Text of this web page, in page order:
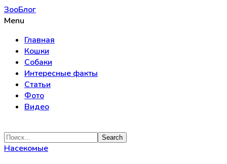
ЗооБлог
Menu
Главная
Кошки
Собаки
Интересные факты
Статьи
Фото
Видео
Насекомые